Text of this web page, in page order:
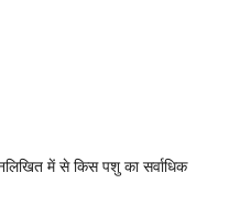
में से किस पशु का सर्वाधिक